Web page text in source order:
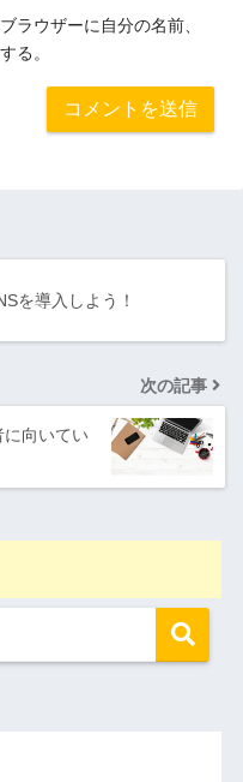
ラウザーに自分の名前、
る。
を導入しよう！
次の記事
向いてい